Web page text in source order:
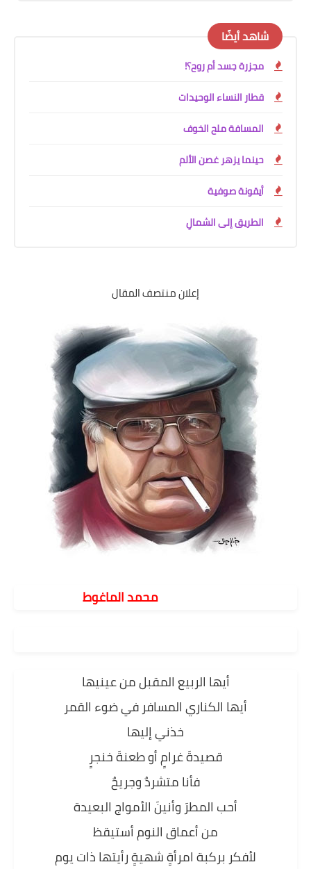
أعداد جريدة سبا
شاهد أيضًا
مجزرة جسد أم روح؟!
قطار النساء الوحيدات
المسافة ملح الخوف
حينما يزهر غصن الألم
أيقونة صوفية
الطريق إلى الشمالِ
إعلان منتصف المقال
محمد الماغوط
أيها الربيع المقبل من عينيها
أيها الكناري المسافر في ضوء القمر
خذني إليها
قصيدةَ غرامٍ أو طعنةَ خنجرٍ
فأنا متشردٌ وجريحٌ
أحب المطرَ وأنينَ الأمواج البعيدة
من أعماق النوم أستيقظ
لأفكر بركبة امرأةٍ شهيةٍ رأيتها ذات يوم